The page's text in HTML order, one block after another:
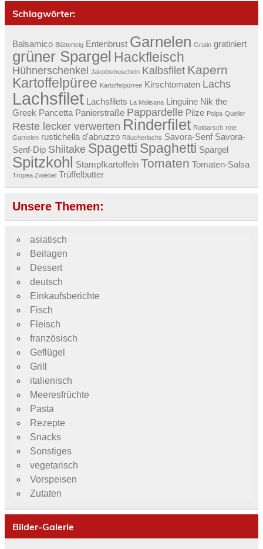
Schlagwörter:
Balsamico Blätterteig Entenbrust Garnelen Gratin gratiniert
grüner Spargel Hackfleisch
Hühnerschenkel Jakobsmuscheln Kalbsfilet Kapern
Kartoffelpüree Kartoffelpürree Kirschtomaten Lachs
Lachsfilet Lachsfilets La Molisana Linguine Nik the
Greek Pancetta Panierstraße Pappardelle Pilze Polpa Queller
Reste lecker verwerten Rinderfilet Rotbarsch rote
Garnelen rustichella d'abruzzo Räucherlachs Savora-Senf Savora-
Senf-Dip Shiitake Spagetti Spaghetti Spargel
Spitzkohl Stampfkartoffeln Tomaten Tomaten-Salsa
Tropea Zwiebel Trüffelbutter
Unsere Themen:
asiatisch
Beilagen
Dessert
deutsch
Einkaufsberichte
Fisch
Fleisch
französisch
Geflügel
Grill
italienisch
Meeresfrüchte
Pasta
Rezepte
Snacks
Sonstiges
vegetarisch
Vorspeisen
Zutaten
Bilder-Galerie